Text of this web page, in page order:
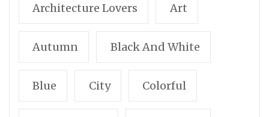
Architecture Lovers Art
Autumn Black And White
Blue City Colorful